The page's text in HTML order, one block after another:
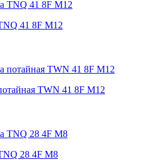
41 8F M12
TWN 41 8F M12
28 4F M8